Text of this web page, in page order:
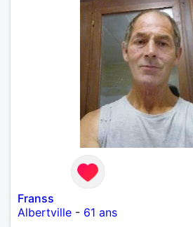
Franss
Albertville - 61 ans